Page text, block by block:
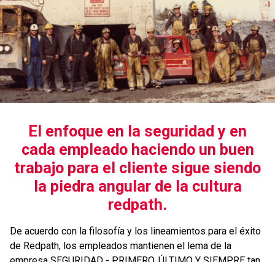
El enfoque en la seguridad y en
cada empleado haciendo un buen
trabajo para el cliente sigue siendo
la piedra angular de la cultura
redpath.
De acuerdo con la filosofía y los lineamientos para el éxito
de Redpath, los empleados mantienen el lema de la